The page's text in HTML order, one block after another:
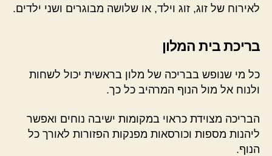
לאירוח של זוג, זוג וילד, או שלושה מבוגרים ושני ילדים.
בריכת בית המלון
כל מי שנופש בבריכה של מלון בראשית יכול לשחות
ולנוח אל מול הנוף המרהיב כל כך.
הבריכה מצוידת כראוי במקומות ישיבה נוחים ואפשר
ליהנות מספות וכורסאות מפנקות הפזורות לאורך כל
הנוף.